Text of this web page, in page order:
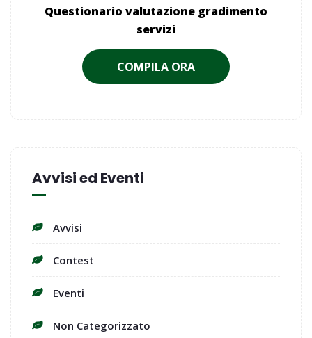
Questionario valutazione gradimento
servizi
COMPILA ORA
Avvisi ed Eventi
Avvisi
Contest
Eventi
Non Categorizzato